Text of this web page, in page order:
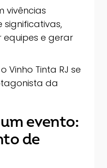
vivências
significativas,
e gerar
Vinho Tinta RJ se
da
evento:
de